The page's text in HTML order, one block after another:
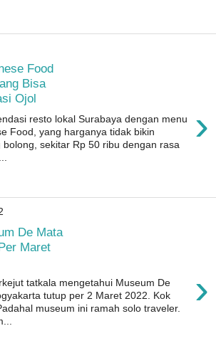
Food
Bisa
Ojol
›
resto lokal Surabaya dengan menu
Food, yang harganya tidak bikin
bolong, sekitar Rp 50 ribu dengan rasa
De Mata
Maret
›
tatkala mengetahui Museum De
tutup per 2 Maret 2022. Kok
museum ini ramah solo traveler.